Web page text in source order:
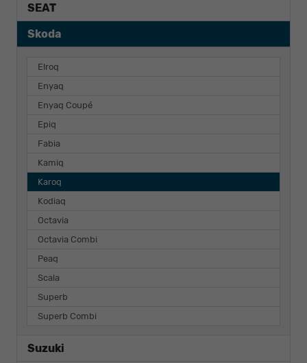
SEAT
Skoda
Elroq
Enyaq
Enyaq Coupé
Epiq
Fabia
Kamiq
Karoq
Kodiaq
Octavia
Octavia Combi
Peaq
Scala
Superb
Superb Combi
Suzuki